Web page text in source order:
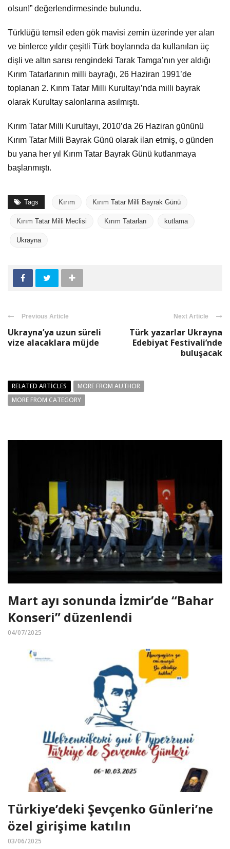
olsun!” değerlendirmesinde bulundu.
Türklüğü temsil eden gök mavisi zemin üzerinde yer alan
ve binlerce yıldır çeşitli Türk boylarında da kullanılan üç
dişli ve altın sarısı rengindeki Tarak Tamga’nın yer aldığı
Kırım Tatarlarının milli bayrağı, 26 Haziran 1991’de
toplanan 2. Kırım Tatar Milli Kurultayı’nda milli bayrak
olarak Kurultay salonlarına asılmıştı.
Kırım Tatar Milli Kurultayı, 2010’da 26 Haziran gününü
Kırım Tatar Milli Bayrak Günü olarak ilan etmiş, o günden
bu yana her yıl Kırım Tatar Bayrak Günü kutlanmaya
başlanmıştı.
Tags Kırım Kırım Tatar Milli Bayrak Günü
Kırım Tatar Milli Meclisi Kırım Tatarları kutlama
Ukrayna
Previous Article
Ukrayna’ya uzun süreli
vize alacaklara müjde
Next Article
Türk yazarlar Ukrayna
Edebiyat Festivali’nde
buluşacak
RELATED ARTICLES
MORE FROM AUTHOR
MORE FROM CATEGORY
Mart ayı sonunda İzmir’de “Bahar
Konseri” düzenlendi
04/07/2025
Türkiye’deki Şevçenko Günleri’ne
özel girişime katılın
03/06/2025